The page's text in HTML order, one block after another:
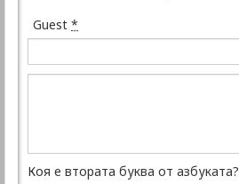
Guest *
Коя е втората буква от азбуката?